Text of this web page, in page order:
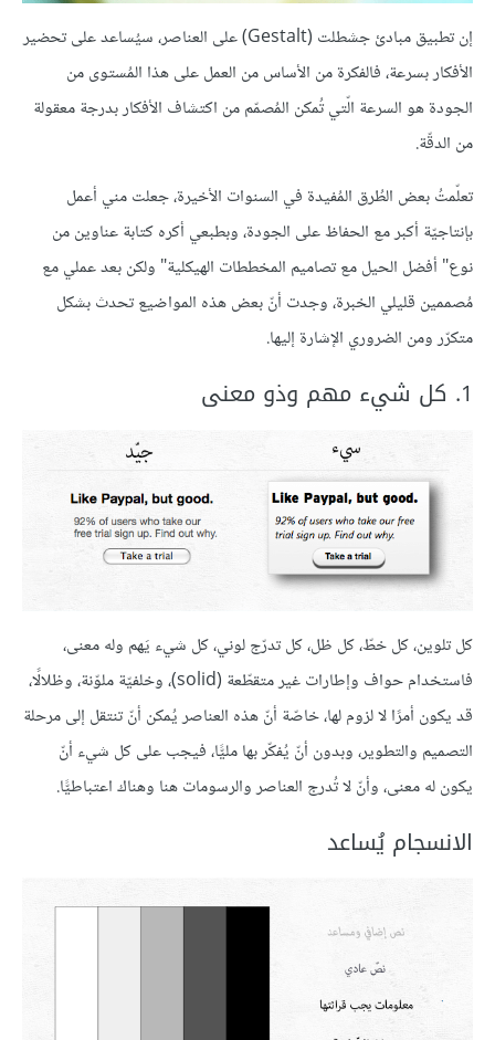
إن تطبيق مبادئ جشطلت (Gestalt) على العناصر، سيُساعد على تحضير
الأفكار بسرعة، فالفكرة من الأساس من العمل على هذا المُستوى من
الجودة هو السرعة الّتي تُمكن المُصمّم من اكتشاف الأفكار بدرجة معقولة
من الدقّة.
تعلّمتُ بعض الطُرق المُفيدة في السنوات الأخيرة، جعلت مني أعمل
بإنتاجيّة أكبر مع الحفاظ على الجودة، وبطبعي أكره كتابة عناوين من
نوع" أفضل الحيل مع تصاميم المخططات الهيكلية" ولكن بعد عملي مع
مُصممين قليلي الخبرة، وجدت أنّ بعض هذه المواضيع تحدث بشكل
متكرّر ومن الضروري الإشارة إليها.
1. كل شيء مهم وذو معنى
كل تلوين، كل خطّ، كل ظل، كل تدرّج لوني، كل شيء يَهم وله معنى،
فاستخدام حواف وإطارات غير متقطّعة (solid)، وخلفيّة ملوّنة، وظلالًا،
قد يكون أمرًا لا لزوم لها، خاصّة أنّ هذه العناصر يُمكن أنّ تنتقل إلى مرحلة
التصميم والتطوير، وبدون أنّ يُفكّر بها مليًّا، فيجب على كل شيء أنّ
يكون له معنى، وأنّ لا تُدرج العناصر والرسومات هنا وهناك اعتباطيًّا.
الانسجام يُساعد